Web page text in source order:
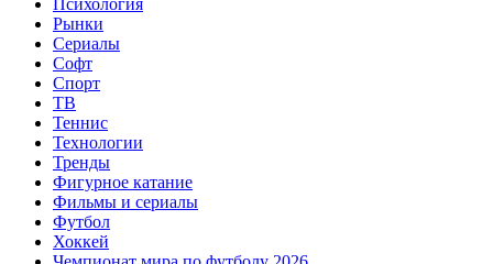
Рынки
Сериалы
Софт
Спорт
ТВ
Теннис
Технологии
Тренды
Фигурное катание
Фильмы и сериалы
Футбол
Хоккей